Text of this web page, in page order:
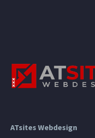
ATsites Webdesign